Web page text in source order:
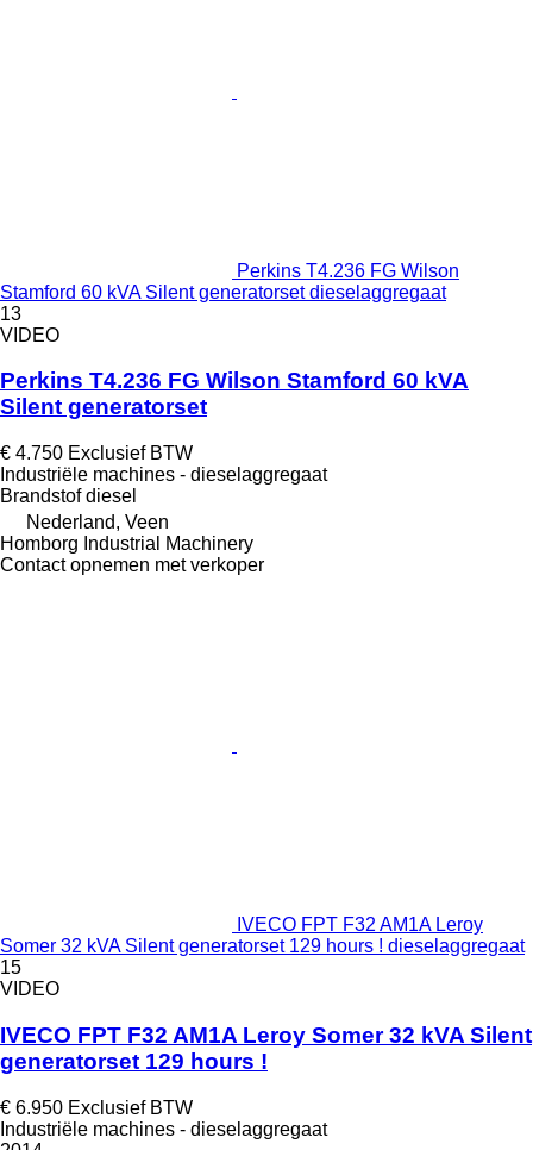
Perkins T4.236 FG Wilson
Stamford 60 kVA Silent generatorset dieselaggregaat
13
VIDEO
Perkins T4.236 FG Wilson Stamford 60 kVA
Silent generatorset
€ 4.750 Exclusief BTW
Industriële machines - dieselaggregaat
Brandstof diesel
Nederland, Veen
Homborg Industrial Machinery
Contact opnemen met verkoper
IVECO FPT F32 AM1A Leroy
Somer 32 kVA Silent generatorset 129 hours ! dieselaggregaat
15
VIDEO
IVECO FPT F32 AM1A Leroy Somer 32 kVA Silent
generatorset 129 hours !
€ 6.950 Exclusief BTW
Industriële machines - dieselaggregaat